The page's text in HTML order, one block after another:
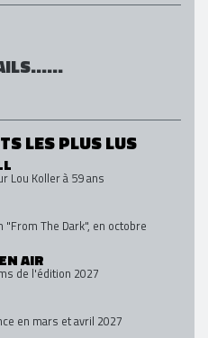
LES PLUS LUS
Lou Koller à 59 ans
"From The Dark", en octobre
AIR
de l'édition 2027
en mars et avril 2027